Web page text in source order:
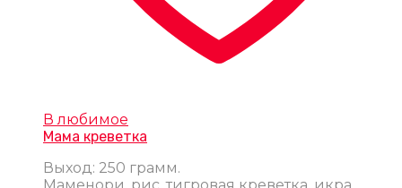
В любимое
Мама креветка
Выход: 250 грамм.